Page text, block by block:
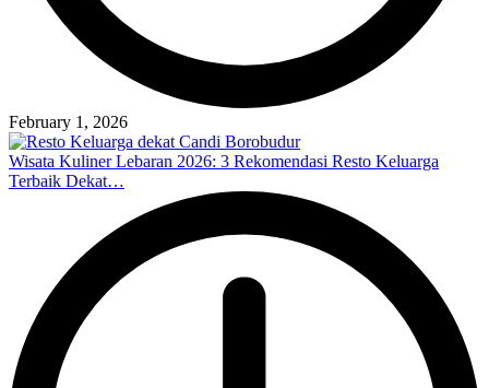
February 1, 2026
Wisata Kuliner Lebaran 2026: 3 Rekomendasi Resto Keluarga
Terbaik Dekat…